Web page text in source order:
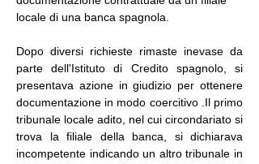
locale di una banca spagnola.
Dopo diversi richieste rimaste inevase da
parte dell'Istituto di Credito spagnolo, si
presentava azione in giudizio per ottenere
documentazione in modo coercitivo .Il primo
tribunale locale adito, nel cui circondariato si
trova la filiale della banca, si dichiarava
incompetente indicando un altro tribunale in